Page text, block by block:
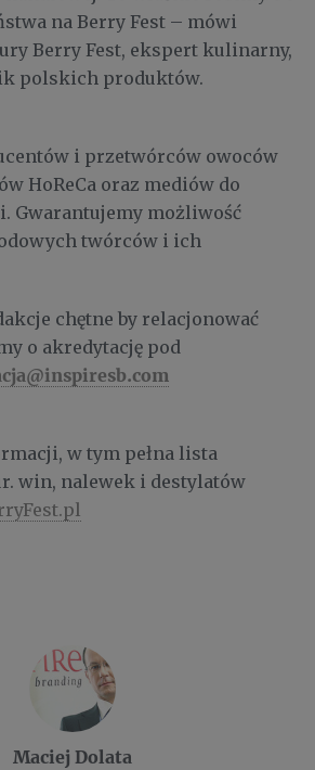
na Berry Fest – mówi
Berry Fest, ekspert kulinarny,
polskich produktów.
i przetwórców owoców
HoReCa oraz mediów do
Gwarantujemy możliwość
twórców i ich
chętne by relacjonować
o akredytację pod
w tym pełna lista
win, nalewek i destylatów
Maciej Dolata